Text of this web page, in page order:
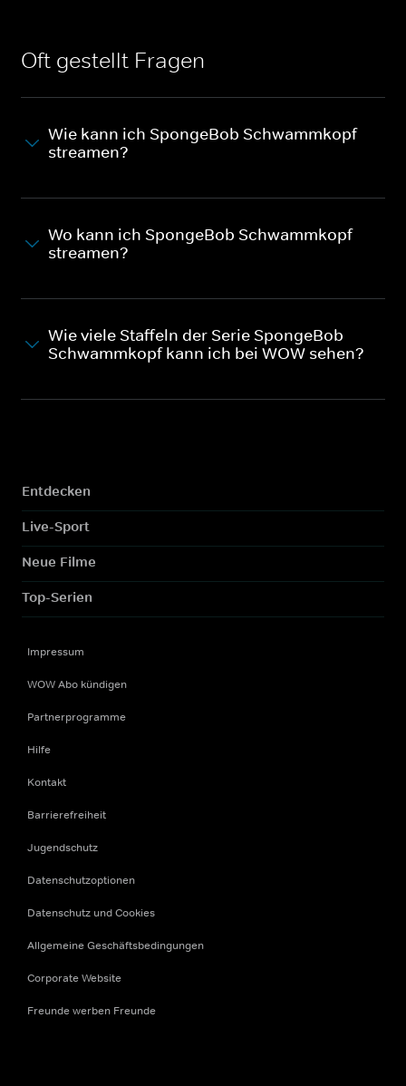
Oft gestellt Fragen
Wie kann ich SpongeBob Schwammkopf
streamen?
Wo kann ich SpongeBob Schwammkopf
streamen?
Wie viele Staffeln der Serie SpongeBob
Schwammkopf kann ich bei WOW sehen?
Entdecken
Live-Sport
Neue Filme
Top-Serien
Impressum
WOW Abo kündigen
Partnerprogramme
Hilfe
Kontakt
Barrierefreiheit
Jugendschutz
Datenschutzoptionen
Datenschutz und Cookies
Allgemeine Geschäftsbedingungen
Corporate Website
Freunde werben Freunde